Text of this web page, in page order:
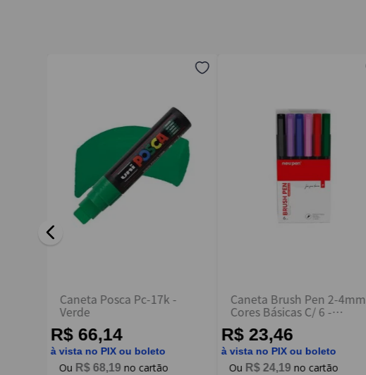
Escreva uma avaliação
Caneta Posca Pc-17k -
Verde
R$ 66,14
à vista no PIX ou boleto
R$ 68,19
Caneta Brush Pen 2-4mm
Cores Básicas C/ 6 -
Newpen
R$ 23,46
à vista no PIX ou boleto
R$ 24,19